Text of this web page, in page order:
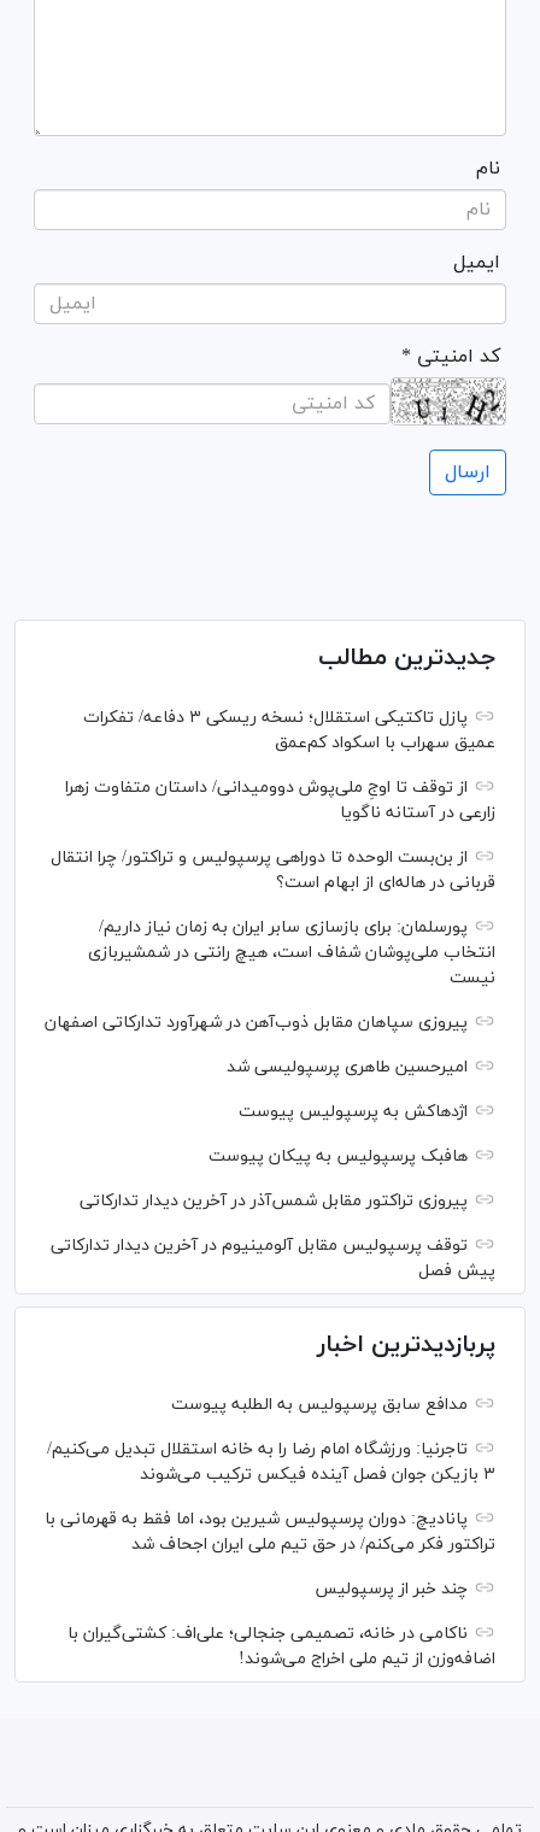
نام
ایمیل
* کد امنیتی
جدیدترین مطالب
پازل تاکتیکی استقلال؛ نسخه ریسکی ۳ دفاعه/ تفکرات
عمیق سهراب با اسکواد کم‌عمق
از توقف تا اوجِ ملی‌پوش دوومیدانی/ داستان متفاوت زهرا
زارعی در آستانه ناگویا
از بن‌بست الوحده تا دوراهی پرسپولیس و تراکتور/ چرا انتقال
قربانی در هاله‌ای از ابهام است؟
پورسلمان: برای بازسازی سابر ایران به زمان نیاز داریم/
انتخاب ملی‌پوشان شفاف است، هیچ رانتی در شمشیربازی
نیست
پیروزی سپاهان مقابل ذوب‌آهن در شهرآورد تدارکاتی اصفهان
امیرحسین طاهری پرسپولیسی شد
اژدهاکش به پرسپولیس پیوست
هافبک پرسپولیس به پیکان پیوست
پیروزی تراکتور مقابل شمس‌آذر در آخرین دیدار تدارکاتی
توقف پرسپولیس مقابل آلومینیوم در آخرین دیدار تدارکاتی
پیش فصل
پربازدیدترین اخبار
مدافع سابق پرسپولیس به الطلبه پیوست
تاجرنیا: ورزشگاه امام رضا را به خانه استقلال تبدیل می‌کنیم/
۳ بازیکن جوان فصل آینده فیکس ترکیب می‌شوند
پانادیچ: دوران پرسپولیس شیرین بود، اما فقط به قهرمانی با
تراکتور فکر می‌کنم/ در حق تیم ملی ایران اجحاف شد
چند خبر از پرسپولیس
ناکامی در خانه، تصمیمی جنجالی؛ علی‌اف: کشتی‌گیران با
اضافه‌وزن از تیم ملی اخراج می‌شوند!